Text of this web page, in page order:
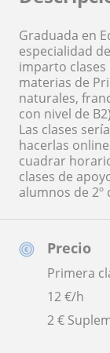
Precio
Primera
12€/h
2 €
Graduada en
especialidad
imparto
materias de
naturales,
con nivel de
Las clases
hacerlas
cuadrar
clases de
alumnos de 2º